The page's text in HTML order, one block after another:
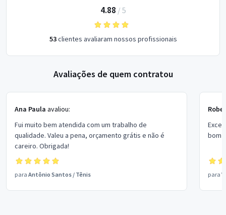
4.88 / 5
53clientes avaliaram nossos profissionais
Avaliações de quem contratou
Ana Paula avaliou:
Fui muito bem atendida com um trabalho de
qualidade. Valeu a pena, orçamento grátis e não é
careiro. Obrigada!
para Antônio Santos / Tênis
bom
para